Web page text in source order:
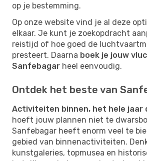
op je bestemming.
Op onze website vind je al deze
elkaar. Je kunt je zoekopdracht
reistijd of hoe goed de
presteert. Daarna boek je jouw
Sanfebagar heel eenvoudig.
Ontdek het beste van
Activiteiten binnen, het hele jaar
hoeft jouw plannen niet te
Sanfebagar heeft enorm veel te
gebied van binnenactiviteiten.
kunstgaleries, topmusea en